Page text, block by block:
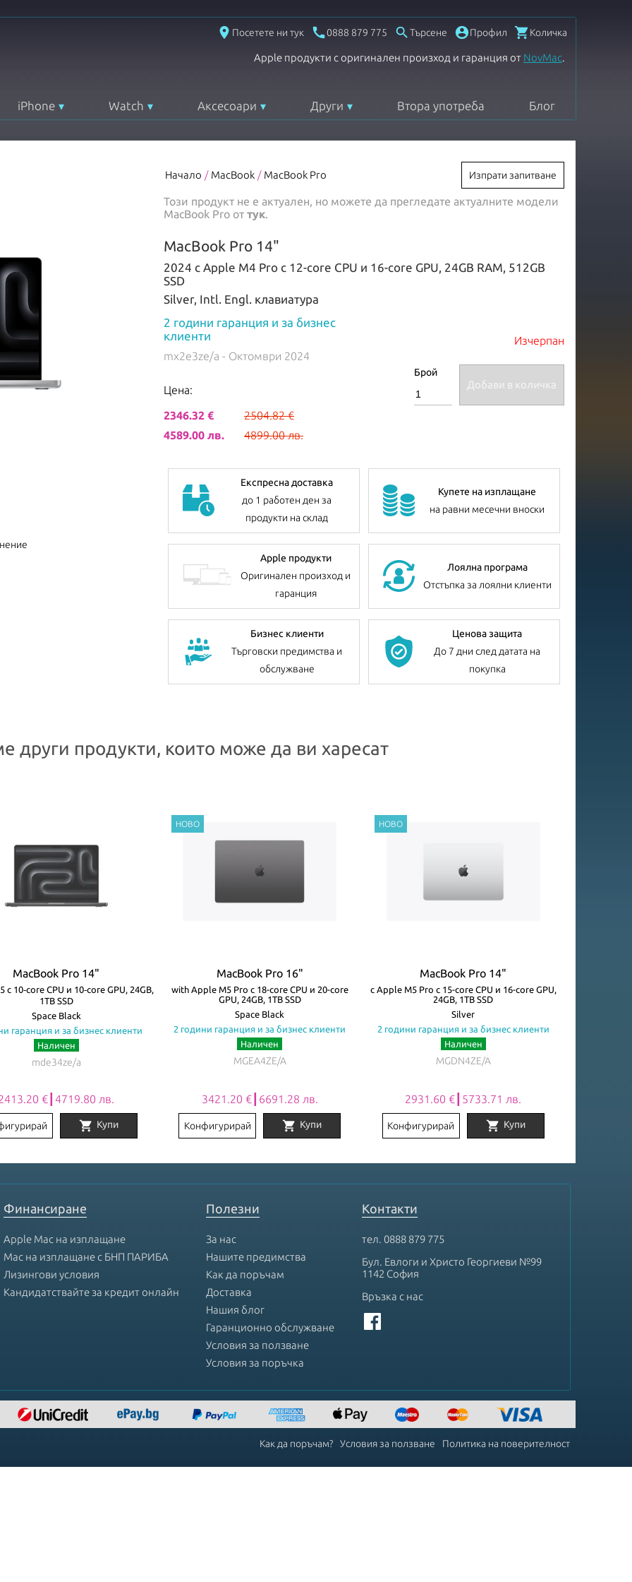
place Посетете ни тук 0888 879 775  Търсене Профил Количка
Apple продукти с оригинален произход и гаранция от NovMac.
iPhone Watch Аксесоари Други Втора употреба Блог
Начало / MacBook / MacBook Pro Изпрати запитване
Този продукт не е актуален, но можете да прегледате актуалните модели
MacBook Pro от тук.
MacBook Pro 14"
2024 с Apple M4 Pro с 12-core CPU и 16-core GPU, 24GB RAM, 512GB
SSD
Silver, Intl. Engl. клавиатура
2 години гаранция и за бизнес
клиенти
mx2e3ze/a - Октомври 2024
Цена:
2346.32 €
2504.82 €
4589.00 лв.
4899.00 лв.
Изчерпан
Брой
Добави в количка
Експресна доставка
до 1 работен ден за
продукти на склад
Купете на изплащане
на равни месечни вноски
Apple продукти
Оригинален произход и
гаранция
Лоялна програма
Отстъпка за лоялни клиенти
Бизнес клиенти
Търговски предимства и
обслужване
Ценова защита
До 7 дни след датата на
покупка
други продукти, които може да ви харесат
MacBook Pro 14"
с 10‑core CPU и 10‑core GPU, 24GB,
1TB SSD
Space Black
гаранция и за бизнес клиенти
Наличен
mde34ze/a
€┃4719.80 лв.
shopping_cart Купи
MacBook Pro 16"
with Apple M5 Pro с 18-core CPU и 20-core
GPU, 24GB, 1TB SSD
Space Black
2 години гаранция и за бизнес клиенти
Наличен
MGEA4ZE/A
3421.20 €┃6691.28 лв.
Конфигурирай shopping_cart Купи
MacBook Pro 14"
с Apple M5 Pro с 15-core CPU и 16-core GPU,
24GB, 1TB SSD
Silver
2 години гаранция и за бизнес клиенти
Наличен
MGDN4ZE/A
2931.60 €┃5733.71 лв.
Конфигурирай shopping_cart Купи
Финансиране
Apple Mac на изплащане
Mac на изплащане с БНП ПАРИБА
Лизингови условия
Кандидатствайте за кредит онлайн
Полезни
За нас
Нашите предимства
Как да поръчам
Доставка
Нашия блог
Гаранционно обслужване
Условия за ползване
Условия за поръчка
Контакти
тел. 0888 879 775
Бул. Евлоги и Христо Георгиеви №99
1142 София
Връзка с нас
Как да поръчам? Условия за ползване Политика на поверителност